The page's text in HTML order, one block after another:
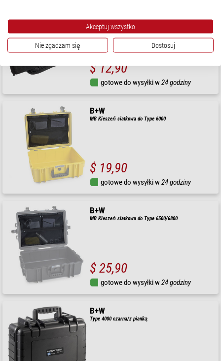
CS Pasek na ramię do Type 3000/4000/5000/6000/6500
$ 12,90
gotowe do wysyłki w24 godziny
B+W
MB Kieszeń siatkowa do Type 6000
$ 19,90
gotowe do wysyłki w24 godziny
B+W
MB Kieszeń siatkowa do Type 6500/6800
$ 25,90
gotowe do wysyłki w24 godziny
B+W
Type 4000 czarna/z pianką
Akceptuj wszystko
Nie zgadzam się Dostosuj